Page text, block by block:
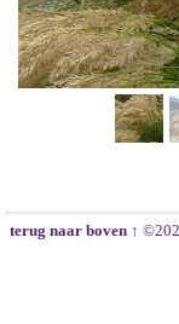
terug naar boven ↑